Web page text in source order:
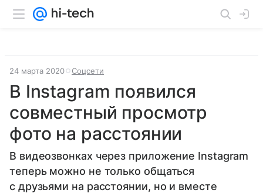
24 марта 2020 Соцсети
В Instagram появился
совместный просмотр
фото на расстоянии
В видеозвонках через приложение Instagram
теперь можно не только общаться
с друзьями на расстоянии, но и вместе